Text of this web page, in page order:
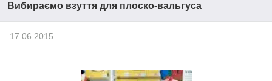
Вибираємо взуття для плоско-вальгуса
17.06.2015